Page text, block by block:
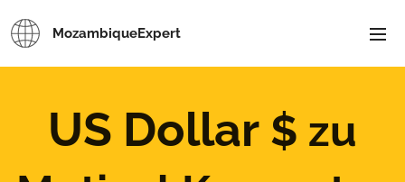
MozambiqueExpert
US Dollar $ zu